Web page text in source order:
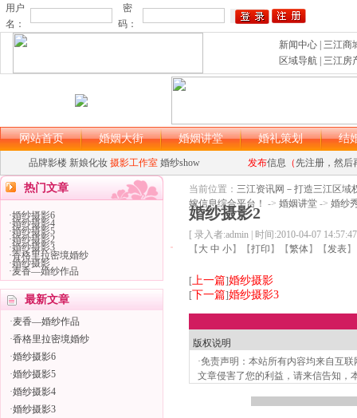
用户
名：
密
码：
新闻中心 三江商
区域导航 三江房
网站首页 婚姻大街 婚姻讲堂 婚礼策划 结
品牌影楼 新娘化妆 摄影工作室 婚纱show 发布信息 （ 先注册，然后
热门文章
·婚纱摄影6
·婚纱摄影4
·婚纱摄影5
·婚纱摄影2
·婚纱摄影3
·香格里拉密境婚纱
·婚纱摄影
·麦香—婚纱作品
最新文章
·麦香—婚纱作品
·香格里拉密境婚纱
·婚纱摄影6
·婚纱摄影5
·婚纱摄影4
·婚纱摄影3
当前位置： 三江资讯网－打造三江区域
嫁信息综合平台！ -> 婚姻讲堂 -> 婚纱
婚纱摄影2
[ 录入者:admin | 时间:2010-04-07
【 大 中 小】【打印 】 【繁体】【发表
[上一篇]婚纱摄影
[下一篇]婚纱摄影3
版权说明
·免责声明：本站所有内容均来自互
文章侵害了您的利益，请来信告知，
asp大马 asp木马
asp木马